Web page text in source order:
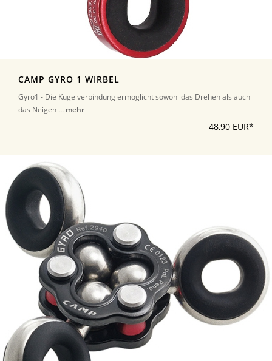
CAMP GYRO 1 WIRBEL
Gyro1 - Die Kugelverbindung ermöglicht sowohl das Drehen als auch
das Neigen ... mehr
48,90 EUR*